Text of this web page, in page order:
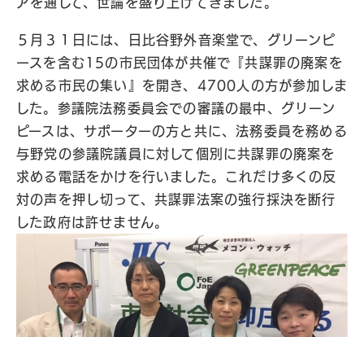
５月３１日には、日比谷野外音楽堂で、グリーンピ
ースを含む15の市民団体が共催で『共謀罪の廃案を
求める市民の集い』を開き、4700人の方が参加しま
した。参議院法務委員会での審議の最中、グリーン
ピースは、サポーターの方と共に、法務委員を務める
与野党の参議院議員に対して個別に共謀罪の廃案を
求める電話をかけを行いました。これだけ多くの反
対の声を押し切って、共謀罪法案の強行採決を断行
した政府は許せません。